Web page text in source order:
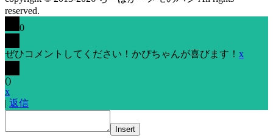
reserved.
0
ぜひコメントしてください！かぴちゃんが喜びます！ x
()
x
| 返信
Insert